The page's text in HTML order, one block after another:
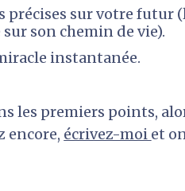
précises sur votre futur
son chemin de vie).
instantanée.
les premiers points,
encore, écrivez-moi et